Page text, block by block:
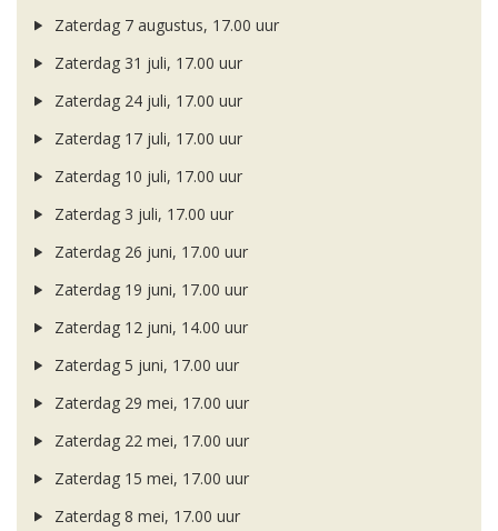
Zaterdag 7 augustus, 17.00 uur
Zaterdag 31 juli, 17.00 uur
Zaterdag 24 juli, 17.00 uur
Zaterdag 17 juli, 17.00 uur
Zaterdag 10 juli, 17.00 uur
Zaterdag 3 juli, 17.00 uur
Zaterdag 26 juni, 17.00 uur
Zaterdag 19 juni, 17.00 uur
Zaterdag 12 juni, 14.00 uur
Zaterdag 5 juni, 17.00 uur
Zaterdag 29 mei, 17.00 uur
Zaterdag 22 mei, 17.00 uur
Zaterdag 15 mei, 17.00 uur
Zaterdag 8 mei, 17.00 uur